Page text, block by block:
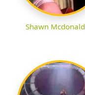
Shawn Mcdonald